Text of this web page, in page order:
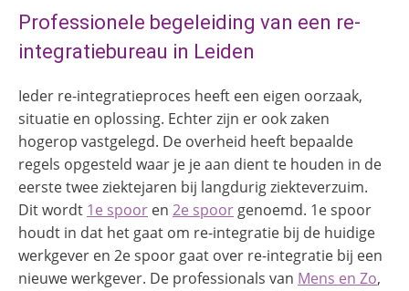
Professionele begeleiding van een re-
integratiebureau in Leiden
Ieder re-integratieproces heeft een eigen oorzaak,
situatie en oplossing. Echter zijn er ook zaken
hogerop vastgelegd. De overheid heeft bepaalde
regels opgesteld waar je je aan dient te houden in de
eerste twee ziektejaren bij langdurig ziekteverzuim.
Dit wordt 1e spoor en 2e spoor genoemd. 1e spoor
houdt in dat het gaat om re-integratie bij de huidige
werkgever en 2e spoor gaat over re-integratie bij een
nieuwe werkgever. De professionals van Mens en Zo,